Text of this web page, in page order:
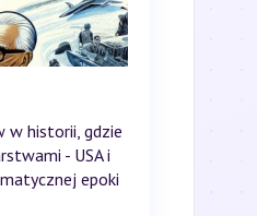
w historii, gdzie
- USA i
epoki